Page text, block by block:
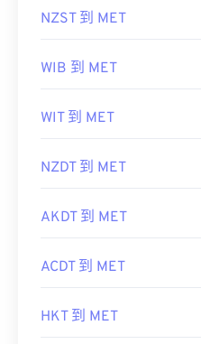
NZST 到 MET
WIB 到 MET
WIT 到 MET
NZDT 到 MET
AKDT 到 MET
ACDT 到 MET
HKT 到 MET